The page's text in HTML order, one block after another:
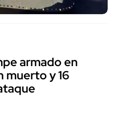
armado en
muerto y 16